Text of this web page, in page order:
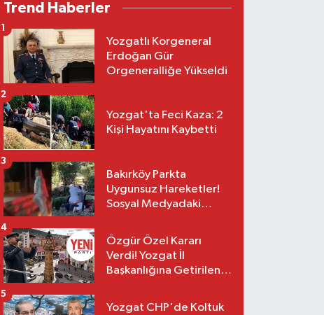
Trend Haberler
Yozgatlı Korgeneral
Erdoğan Gür
Orgeneralliğe Yükseldi
1
Yozgat'ta Feci Kaza: 2
Kişi Hayatını Kaybetti
2
Bakırköy Parkta
Uygunsuz Hareketler!
Sosyal Medyadaki
Gözaltı
3
Özgür Özel Kararı
Verdi! Yozgat İl
Başkanlığına Getirilen
4
Yozgat CHP'de Koltuk
5